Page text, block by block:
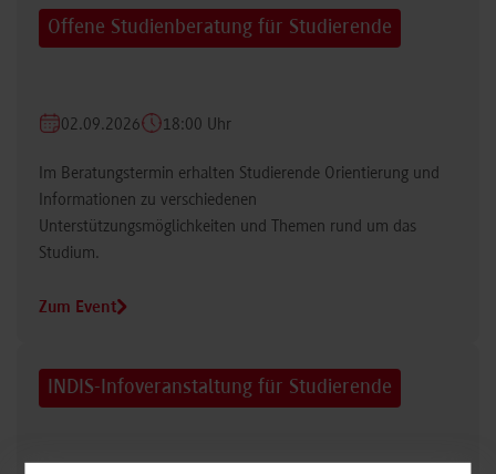
Offene Studienberatung für Studierende
02.09.2026 18:00 Uhr
Im Beratungstermin erhalten Studierende Orientierung und
Informationen zu verschiedenen
Unterstützungsmöglichkeiten und Themen rund um das
Studium.
Zum Event
INDIS-Infoveranstaltung für Studierende